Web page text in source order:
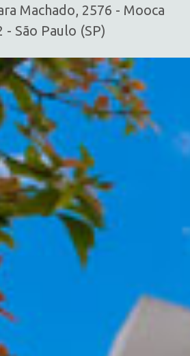
Machado, 2576 - Mooca
- São Paulo (SP)